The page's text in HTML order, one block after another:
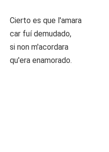
Cierto es que l′amara
car fuí demudado,
si non m′acordara
qu′era enamorado.